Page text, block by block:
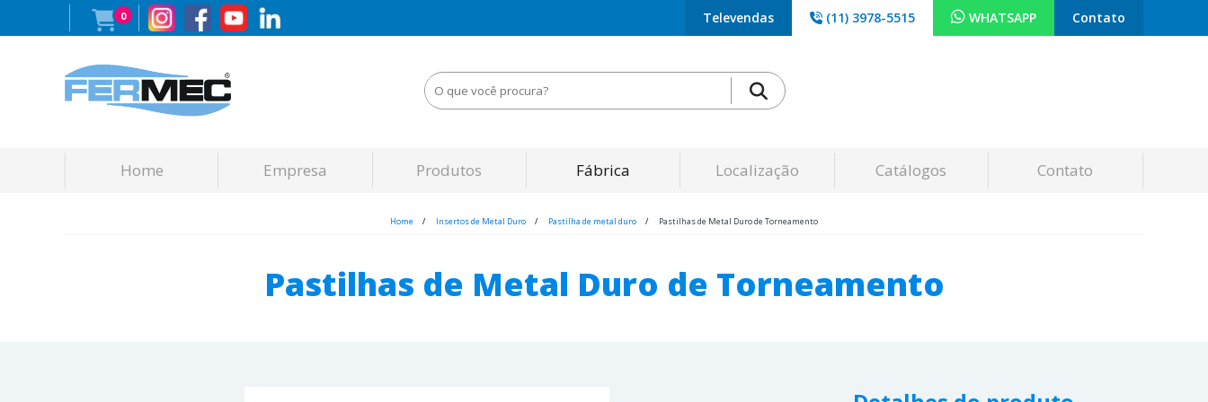
0 Contato
WHATSAPP
(11) 3978-5515
Televendas
Home Empresa Produtos Fábrica Localização Catálogos Contato
Home Insertos de Metal Duro Pastilha de metal duro Pastilhas de Metal Duro de Torneamento
Pastilhas de Metal Duro de Torneamento